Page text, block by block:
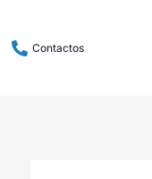
Contactos